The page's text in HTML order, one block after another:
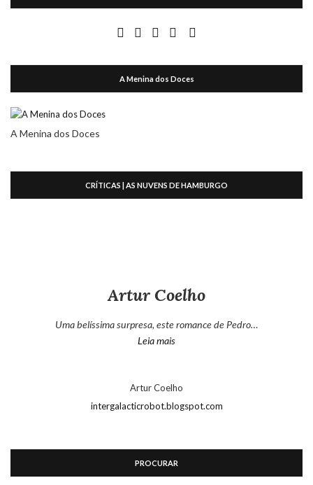
A Menina dos Doces
A Menina dos Doces
CRÍTICAS | AS NUVENS DE HAMBURGO
Artur Coelho
Uma belíssima surpresa, este romance de Pedro…
Leia mais“Artur Coelho”
Artur Coelho
intergalacticrobot.blogspot.com
PROCURAR